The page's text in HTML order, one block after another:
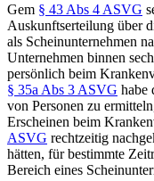
Gem § 43 Abs 4 ASVG
Auskunftserteilung über
als Scheinunternehmen
Unternehmen binnen
persönlich beim
§ 35a Abs 3 ASVG habe
von Personen zu
Erscheinen beim
ASVG rechtzeitig
hätten, für bestimmte
Bereich eines